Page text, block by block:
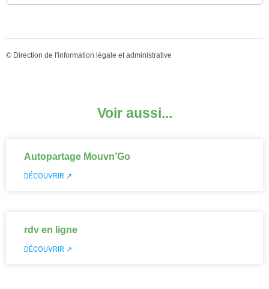
© Direction de l'information légale et administrative
Voir aussi...
Autopartage Mouvn’Go
DÉCOUVRIR ↗
rdv en ligne
DÉCOUVRIR ↗